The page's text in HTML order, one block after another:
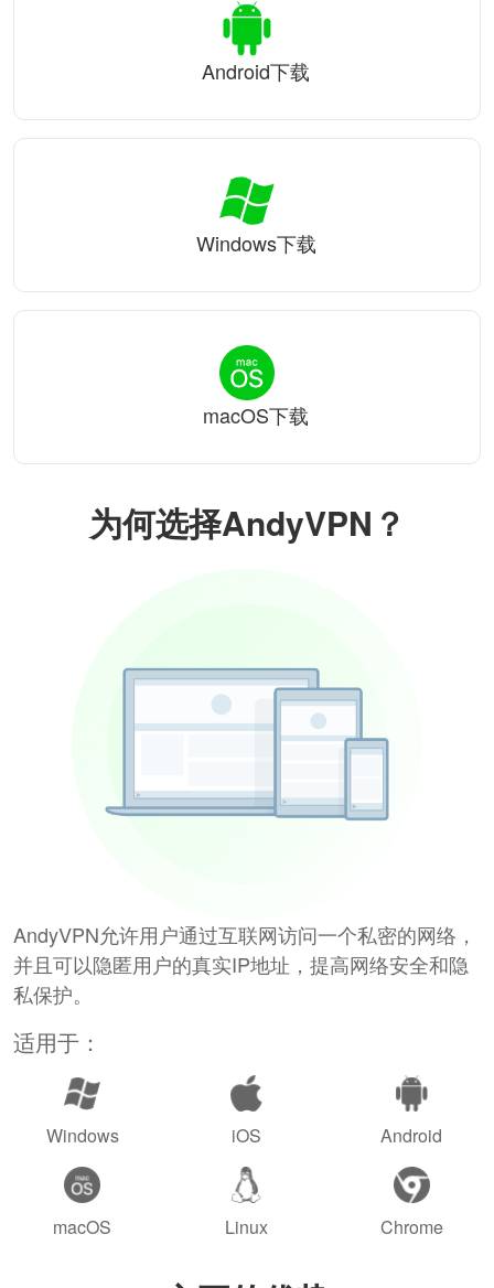
为何选择AndyVPN？
AndyVPN允许用户通过互联网访问一个私密的网络，
并且可以隐匿用户的真实IP地址，提高网络安全和隐
私保护。
适用于：
Windows iOS Android
macOS Linux Chrome
Android下载
Windows下载
macOS下载